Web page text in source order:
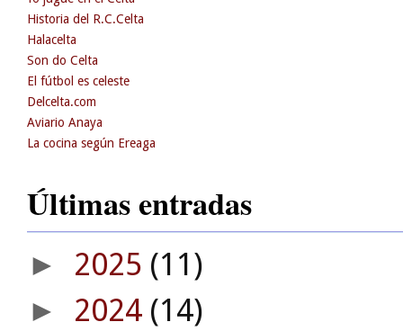
Historia del R.C.Celta
Halacelta
Son do Celta
El fútbol es celeste
Delcelta.com
Aviario Anaya
La cocina según Ereaga
Últimas entradas
► 2025 (11)
► 2024 (14)